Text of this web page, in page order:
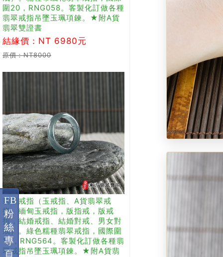
圍20，RNG058。客製化訂做各種
翡翠戒指吊墜玉珮項鍊。★附A貨
翡翠雙證書
結緣價：NT 6980元
原價：NT8000
翡翠戒指（玉戒指、A貨翡翠戒
指、緬甸玉戒指，版指戒，版戒
指，結婚戒指、結婚對戒、男女對
戒）。綠色糯種翡翠戒指，國際圍
14，RNG564。客製化訂做各種翡
翠戒指吊墜玉珮項鍊。★附A貨翡
FB
粉
絲
專
頁